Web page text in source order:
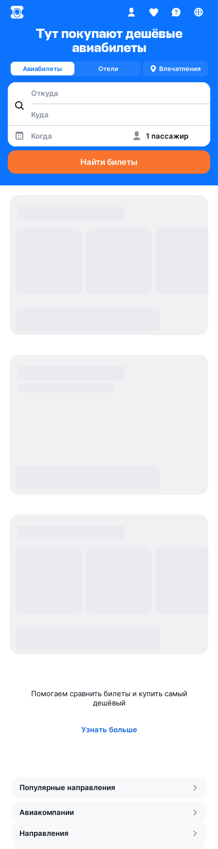
Тут покупают дешёвые
авиабилеты
Авиабилеты Отели Впечатления
Когда 1 пассажир
Найти билеты
Помогаем сравнить билеты и купить самый
дешёвый
Узнать больше
Популярные направления
Авиакомпании
Направления